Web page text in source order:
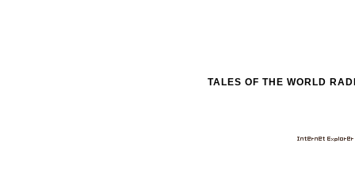
TALES OF THE WORLD